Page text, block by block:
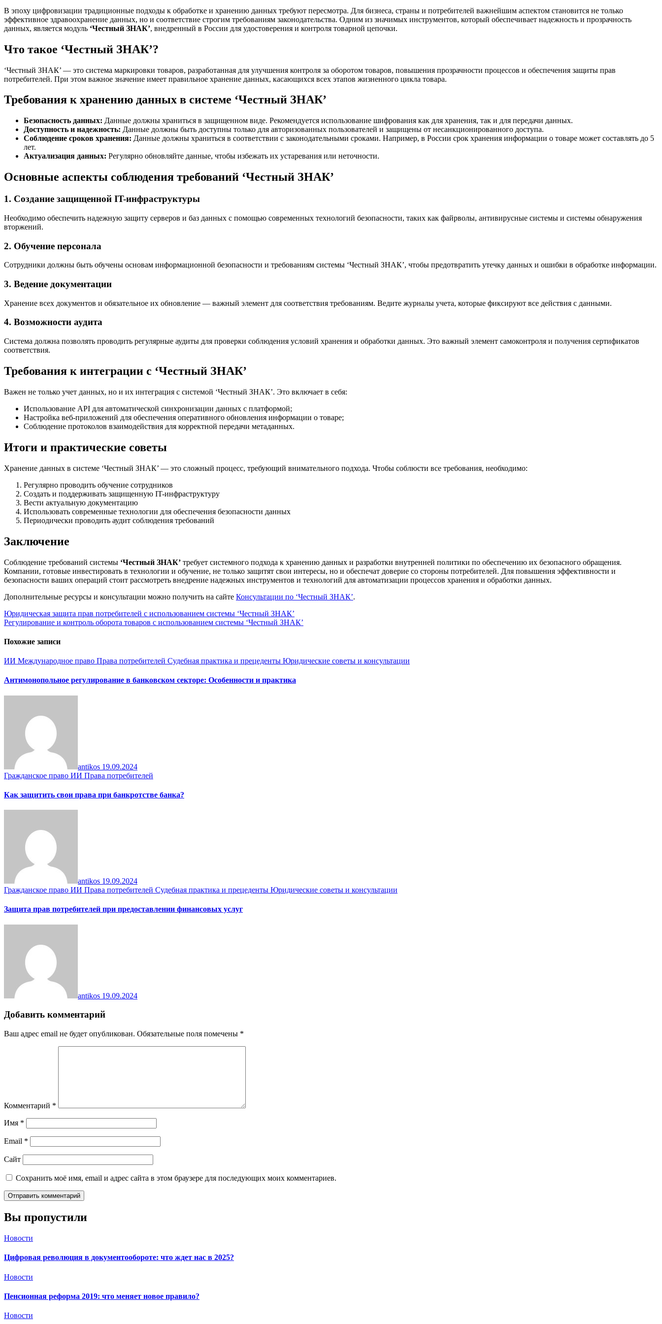
В эпоху цифровизации традиционные подходы к обработке и хранению данных требуют пересмотра. Для бизнеса, страны и потребителей важнейшим аспектом становится не только
эффективное здравоохранение данных, но и соответствие строгим требованиям законодательства. Одним из значимых инструментов, который обеспечивает надежность и прозрачность
данных, является модуль ‘Честный ЗНАК’, внедренный в России для удостоверения и контроля товарной цепочки.
Что такое ‘Честный ЗНАК’?
‘Честный ЗНАК’ — это система маркировки товаров, разработанная для улучшения контроля за оборотом товаров, повышения прозрачности процессов и обеспечения защиты прав
потребителей. При этом важное значение имеет правильное хранение данных, касающихся всех этапов жизненного цикла товара.
Требования к хранению данных в системе ‘Честный ЗНАК’
Безопасность данных: Данные должны храниться в защищенном виде. Рекомендуется использование шифрования как для хранения, так и для передачи данных.
Доступность и надежность: Данные должны быть доступны только для авторизованных пользователей и защищены от несанкционированного доступа.
Соблюдение сроков хранения: Данные должны храниться в соответствии с законодательными сроками. Например, в России срок хранения информации о товаре может составлять до 5
лет.
Актуализация данных: Регулярно обновляйте данные, чтобы избежать их устаревания или неточности.
Основные аспекты соблюдения требований ‘Честный ЗНАК’
1. Создание защищенной IT-инфраструктуры
Необходимо обеспечить надежную защиту серверов и баз данных с помощью современных технологий безопасности, таких как файрволы, антивирусные системы и системы обнаружения
вторжений.
2. Обучение персонала
Сотрудники должны быть обучены основам информационной безопасности и требованиям системы ‘Честный ЗНАК’, чтобы предотвратить утечку данных и ошибки в обработке информации.
3. Ведение документации
Хранение всех документов и обязательное их обновление — важный элемент для соответствия требованиям. Ведите журналы учета, которые фиксируют все действия с данными.
4. Возможности аудита
Система должна позволять проводить регулярные аудиты для проверки соблюдения условий хранения и обработки данных. Это важный элемент самоконтроля и получения сертификатов
соответствия.
Требования к интеграции с ‘Честный ЗНАК’
Важен не только учет данных, но и их интеграция с системой ‘Честный ЗНАК’. Это включает в себя:
Использование API для автоматической синхронизации данных с платформой;
Настройка веб-приложений для обеспечения оперативного обновления информации о товаре;
Соблюдение протоколов взаимодействия для корректной передачи метаданных.
Итоги и практические советы
Хранение данных в системе ‘Честный ЗНАК’ — это сложный процесс, требующий внимательного подхода. Чтобы соблюсти все требования, необходимо:
Регулярно проводить обучение сотрудников
Создать и поддерживать защищенную IT-инфраструктуру
Вести актуальную документацию
Использовать современные технологии для обеспечения безопасности данных
Периодически проводить аудит соблюдения требований
Заключение
Соблюдение требований системы ‘Честный ЗНАК’ требует системного подхода к хранению данных и разработки внутренней политики по обеспечению их безопасного обращения.
Компании, готовые инвестировать в технологии и обучение, не только защитят свои интересы, но и обеспечат доверие со стороны потребителей. Для повышения эффективности и
безопасности ваших операций стоит рассмотреть внедрение надежных инструментов и технологий для автоматизации процессов хранения и обработки данных.
Дополнительные ресурсы и консультации можно получить на сайте Консультации по ‘Честный ЗНАК’.
Навигация
по
записям
Юридическая защита прав потребителей с использованием системы ‘Честный ЗНАК’
Регулирование и контроль оборота товаров с использованием системы ‘Честный ЗНАК’
Похожие записи
ИИ Международное право Права потребителей Судебная практика и прецеденты Юридические советы и консультации
Антимонопольное регулирование в банковском секторе: Особенности и практика
antikos 19.09.2024
Гражданское право ИИ Права потребителей
Как защитить свои права при банкротстве банка?
antikos 19.09.2024
Гражданское право ИИ Права потребителей Судебная практика и прецеденты Юридические советы и консультации
Защита прав потребителей при предоставлении финансовых услуг
antikos 19.09.2024
Добавить комментарий
Ваш адрес email не будет опубликован. Обязательные поля помечены *
Комментарий *
Имя *
Email *
Сайт
Сохранить моё имя, email и адрес сайта в этом браузере для последующих моих комментариев.
Вы пропустили
Новости
Цифровая революция в документообороте: что ждет нас в 2025?
Новости
Пенсионная реформа 2019: что меняет новое правило?
Новости